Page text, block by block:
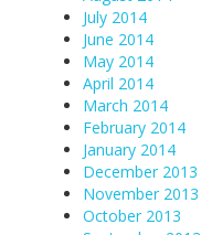
July 2014
June 2014
May 2014
April 2014
March 2014
February 2014
January 2014
December 2013
November 2013
October 2013